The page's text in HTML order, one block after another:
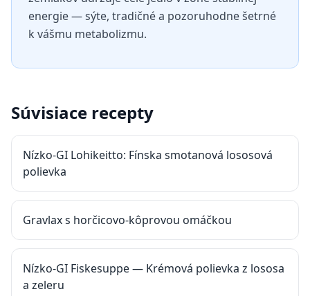
energie — sýte, tradičné a pozoruhodne šetrné
k vášmu metabolizmu.
Súvisiace recepty
Nízko-GI Lohikeitto: Fínska smotanová lososová
polievka
Gravlax s horčicovo-kôprovou omáčkou
Nízko-GI Fiskesuppe — Krémová polievka z lososa
a zeleru